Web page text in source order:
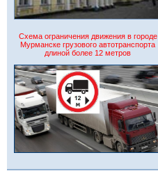
Схема ограничения движения в городе
Мурманске грузового автотранспорта
длиной более 12 метров